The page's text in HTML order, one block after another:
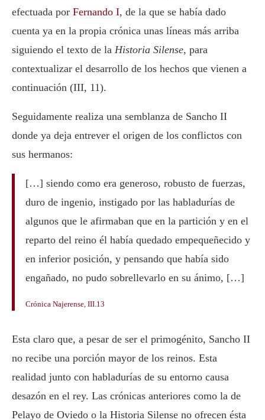
efectuada por Fernando I, de la que se había dado
cuenta ya en la propia crónica unas líneas más arriba
siguiendo el texto de la Historia Silense, para
contextualizar el desarrollo de los hechos que vienen a
continuación (III, 11).
Seguidamente realiza una semblanza de Sancho II
donde ya deja entrever el origen de los conflictos con
sus hermanos:
[…] siendo como era generoso, robusto de fuerzas,
duro de ingenio, instigado por las habladurías de
algunos que le afirmaban que en la partición y en el
reparto del reino él había quedado empequeñecido y
en inferior posición, y pensando que había sido
engañado, no pudo sobrellevarlo en su ánimo, […]
Crónica Najerense, III.13
Esta claro que, a pesar de ser el primogénito, Sancho II
no recibe una porción mayor de los reinos. Esta
realidad junto con habladurías de su entorno causa
desazón en el rey. Las crónicas anteriores como la de
Pelayo de Oviedo o la Historia Silense no ofrecen ésta